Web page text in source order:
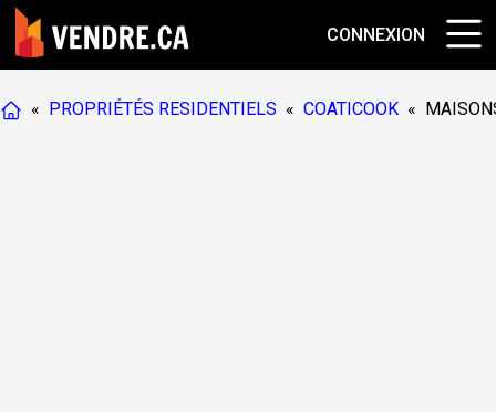
CONNEXION
« PROPRIÉTÉS RESIDENTIELS « COATICOOK «